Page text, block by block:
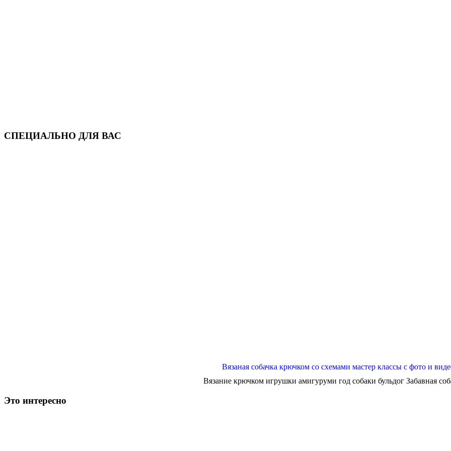
СПЕЦИАЛЬНО ДЛЯ ВАС
Вязаная собачка крючком со схемами мастер классы с фото и
Вязание крючком игрушки амигуруми год собаки бульдог Забавная
Это интересно